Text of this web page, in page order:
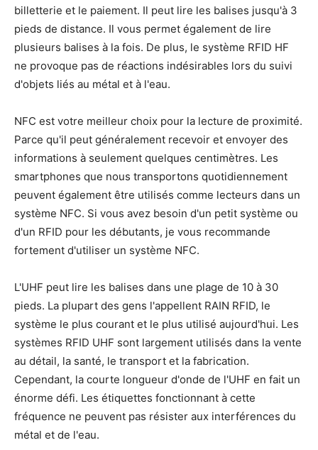
billetterie et le paiement. Il peut lire les balises jusqu'à 3
pieds de distance. Il vous permet également de lire
plusieurs balises à la fois. De plus, le système RFID HF
ne provoque pas de réactions indésirables lors du suivi
d'objets liés au métal et à l'eau.
NFC est votre meilleur choix pour la lecture de proximité.
Parce qu'il peut généralement recevoir et envoyer des
informations à seulement quelques centimètres. Les
smartphones que nous transportons quotidiennement
peuvent également être utilisés comme lecteurs dans un
système NFC. Si vous avez besoin d'un petit système ou
d'un RFID pour les débutants, je vous recommande
fortement d'utiliser un système NFC.
L'UHF peut lire les balises dans une plage de 10 à 30
pieds. La plupart des gens l'appellent RAIN RFID, le
système le plus courant et le plus utilisé aujourd'hui. Les
systèmes RFID UHF sont largement utilisés dans la vente
au détail, la santé, le transport et la fabrication.
Cependant, la courte longueur d'onde de l'UHF en fait un
énorme défi. Les étiquettes fonctionnant à cette
fréquence ne peuvent pas résister aux interférences du
métal et de l'eau.